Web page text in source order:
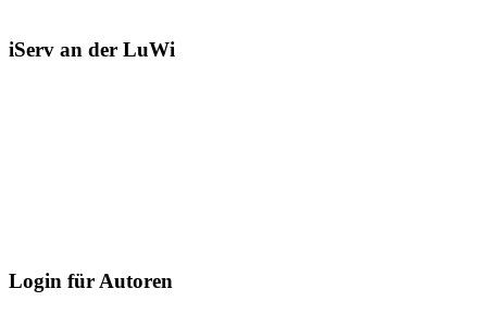
iServ an der LuWi
Login für Autoren